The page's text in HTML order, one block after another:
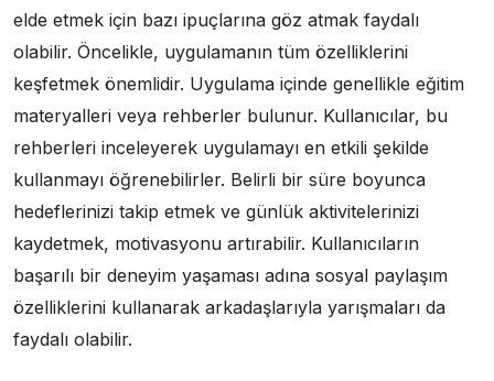
elde etmek için bazı ipuçlarına göz atmak faydalı
olabilir. Öncelikle, uygulamanın tüm özelliklerini
keşfetmek önemlidir. Uygulama içinde genellikle eğitim
materyalleri veya rehberler bulunur. Kullanıcılar, bu
rehberleri inceleyerek uygulamayı en etkili şekilde
kullanmayı öğrenebilirler. Belirli bir süre boyunca
hedeflerinizi takip etmek ve günlük aktivitelerinizi
kaydetmek, motivasyonu artırabilir. Kullanıcıların
başarılı bir deneyim yaşaması adına sosyal paylaşım
özelliklerini kullanarak arkadaşlarıyla yarışmaları da
faydalı olabilir.